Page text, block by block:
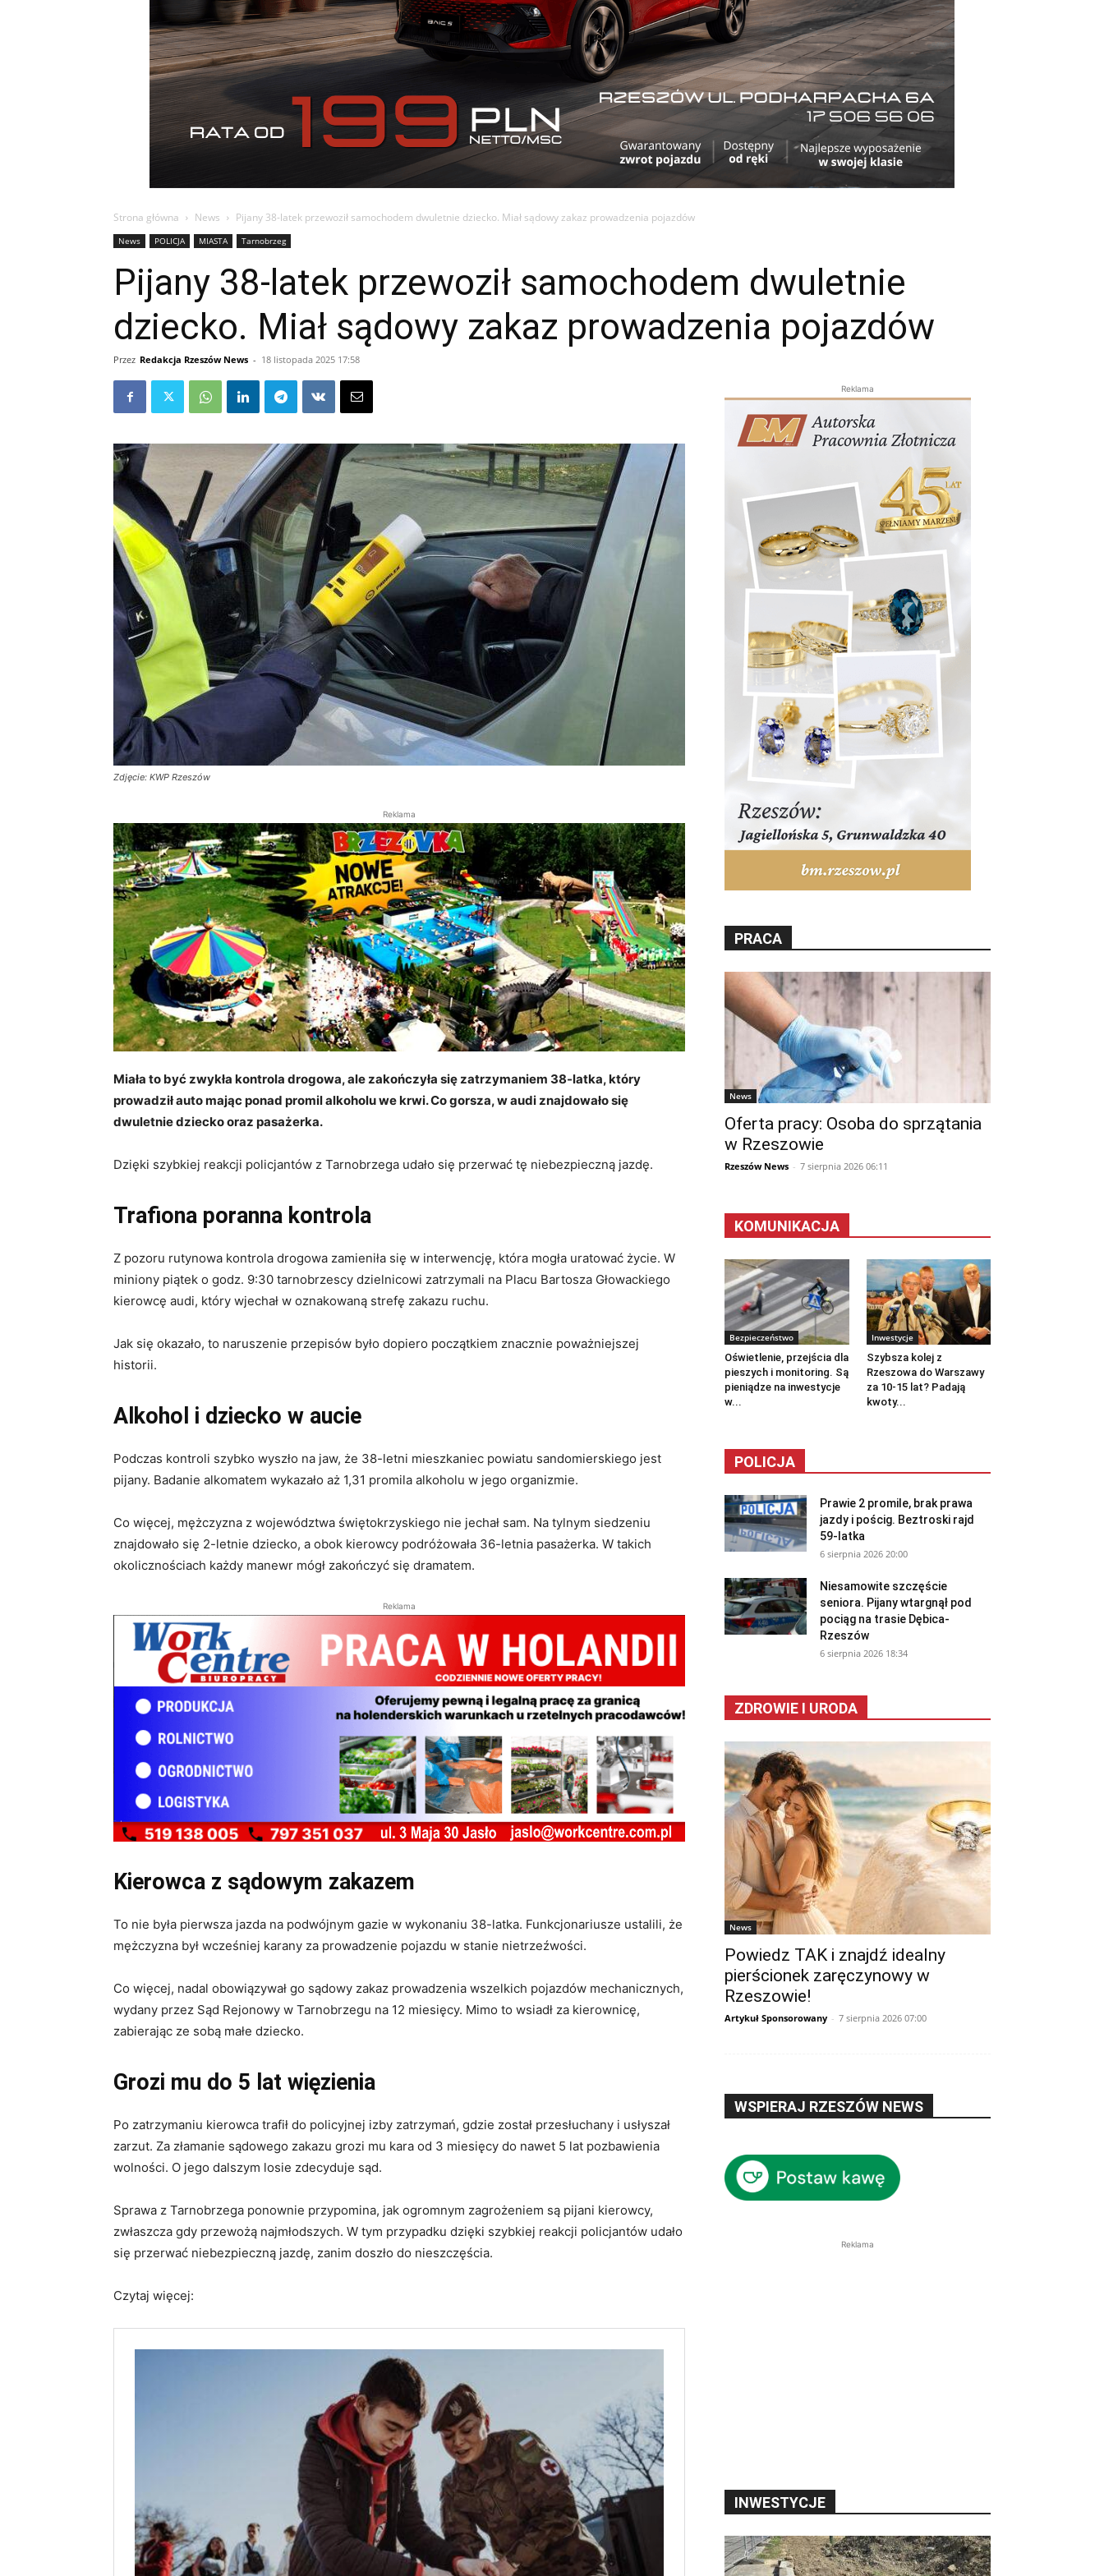
Strona główna News Pijany 38-latek przewoził samochodem dwuletnie dziecko. Miał sądowy zakaz prowadzenia pojazdów
News POLICJA MIASTA Tarnobrzeg
Pijany 38-latek przewoził samochodem dwuletnie
dziecko. Miał sądowy zakaz prowadzenia pojazdów
Przez Redakcja Rzeszów News - 18 listopada 2025 17:58
Zdjęcie: KWP Rzeszów
Reklama
Miała to być zwykła kontrola drogowa, ale zakończyła się zatrzymaniem 38-latka, który
prowadził auto mając ponad promil alkoholu we krwi. Co gorsza, w audi znajdowało się
dwuletnie dziecko oraz pasażerka.
Dzięki szybkiej reakcji policjantów z Tarnobrzega udało się przerwać tę niebezpieczną jazdę.
Trafiona poranna kontrola
Z pozoru rutynowa kontrola drogowa zamieniła się w interwencję, która mogła uratować życie. W
miniony piątek o godz. 9:30 tarnobrzescy dzielnicowi zatrzymali na Placu Bartosza Głowackiego
kierowcę audi, który wjechał w oznakowaną strefę zakazu ruchu.
Jak się okazało, to naruszenie przepisów było dopiero początkiem znacznie poważniejszej
historii.
Alkohol i dziecko w aucie
Podczas kontroli szybko wyszło na jaw, że 38-letni mieszkaniec powiatu sandomierskiego jest
pijany. Badanie alkomatem wykazało aż 1,31 promila alkoholu w jego organizmie.
Co więcej, mężczyzna z województwa świętokrzyskiego nie jechał sam. Na tylnym siedzeniu
znajdowało się 2-letnie dziecko, a obok kierowcy podróżowała 36-letnia pasażerka. W takich
okolicznościach każdy manewr mógł zakończyć się dramatem.
Reklama
Kierowca z sądowym zakazem
To nie była pierwsza jazda na podwójnym gazie w wykonaniu 38-latka. Funkcjonariusze ustalili, że
mężczyzna był wcześniej karany za prowadzenie pojazdu w stanie nietrzeźwości.
Co więcej, nadal obowiązywał go sądowy zakaz prowadzenia wszelkich pojazdów mechanicznych,
wydany przez Sąd Rejonowy w Tarnobrzegu na 12 miesięcy. Mimo to wsiadł za kierownicę,
zabierając ze sobą małe dziecko.
Grozi mu do 5 lat więzienia
Po zatrzymaniu kierowca trafił do policyjnej izby zatrzymań, gdzie został przesłuchany i usłyszał
zarzut. Za złamanie sądowego zakazu grozi mu kara od 3 miesięcy do nawet 5 lat pozbawienia
wolności. O jego dalszym losie zdecyduje sąd.
Sprawa z Tarnobrzega ponownie przypomina, jak ogromnym zagrożeniem są pijani kierowcy,
zwłaszcza gdy przewożą najmłodszych. W tym przypadku dzięki szybkiej reakcji policjantów udało
się przerwać niebezpieczną jazdę, zanim doszło do nieszczęścia.
Czytaj więcej:
Reklama
PRACA
News
Oferta pracy: Osoba do sprzątania
w Rzeszowie
Rzeszów News - 7 sierpnia 2026 06:11
KOMUNIKACJA
Bezpieczeństwo
Oświetlenie, przejścia dla
pieszych i monitoring. Są
pieniądze na inwestycje
w...
Inwestycje
Szybsza kolej z
Rzeszowa do Warszawy
za 10-15 lat? Padają
kwoty...
POLICJA
Prawie 2 promile, brak prawa
jazdy i pościg. Beztroski rajd
59-latka
6 sierpnia 2026 20:00
Niesamowite szczęście
seniora. Pijany wtargnął pod
pociąg na trasie Dębica-
Rzeszów
6 sierpnia 2026 18:34
ZDROWIE I URODA
News
Powiedz TAK i znajdź idealny
pierścionek zaręczynowy w
Rzeszowie!
Artykuł Sponsorowany - 7 sierpnia 2026 07:00
WSPIERAJ RZESZÓW NEWS
Reklama
INWESTYCJE